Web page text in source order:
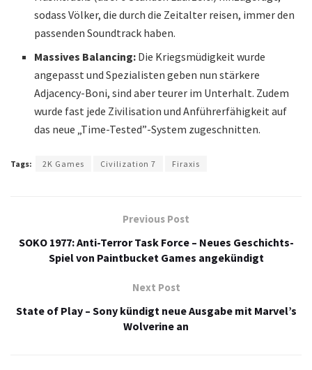
sodass Völker, die durch die Zeitalter reisen, immer den
passenden Soundtrack haben.
Massives Balancing: Die Kriegsmüdigkeit wurde
angepasst und Spezialisten geben nun stärkere
Adjacency-Boni, sind aber teurer im Unterhalt. Zudem
wurde fast jede Zivilisation und Anführerfähigkeit auf
das neue „Time-Tested”-System zugeschnitten.
Tags: 2K Games Civilization 7 Firaxis
Previous Post
SOKO 1977: Anti-Terror Task Force – Neues Geschichts-
Spiel von Paintbucket Games angekündigt
Next Post
State of Play – Sony kündigt neue Ausgabe mit Marvel’s
Wolverine an